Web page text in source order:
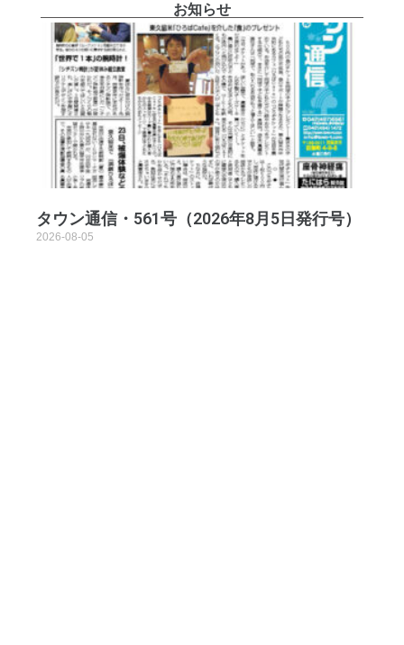
お知らせ
タウン通信・561号（2026年8月5日発行号）
2026-08-05